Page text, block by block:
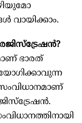
വായിക്കാം.
ഭാരത്